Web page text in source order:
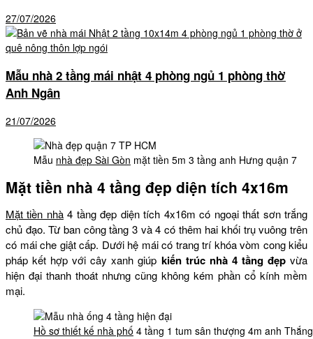
27/07/2026
Mẫu nhà 2 tầng mái nhật 4 phòng ngủ 1 phòng thờ
Anh Ngân
21/07/2026
Mẫu nhà đẹp Sài Gòn mặt tiền 5m 3 tầng anh Hưng quận 7
Mặt tiền nhà 4 tầng đẹp diện tích 4x16m
Mặt tiền nhà4 tầng đẹp diện tích 4x16m có ngoại thất sơn trắng
chủ đạo. Từ ban công tầng 3 và 4 có thêm hai khối trụ vuông trên
có mái che giật cấp. Dưới hệ mái có trang trí khóa vòm cong kiểu
pháp kết hợp với cây xanh giúp kiến trúc nhà 4 tầng đẹpvừa
hiện đại thanh thoát nhưng cũng không kém phần cổ kính mềm
mại.
Hồ sơ thiết kế nhà phố 4 tầng 1 tum sân thượng 4m anh